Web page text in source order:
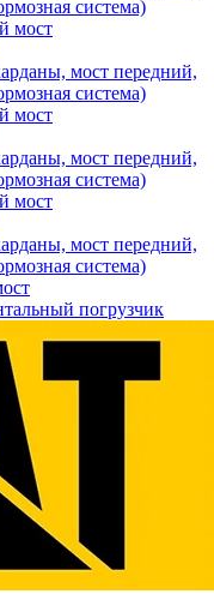
система)
мост
мост передний,
система)
мост
мост передний,
система)
мост
мост передний,
система)
погрузчик